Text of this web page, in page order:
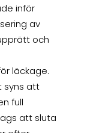
inför
av
och
läckage.
syns att
full
att sluta